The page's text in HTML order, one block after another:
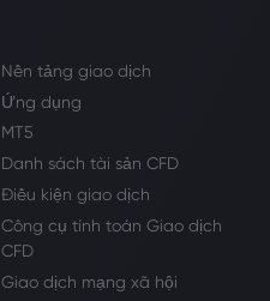
Nền tảng giao dịch
Ứng dụng
MT5
Danh sách tài sản CFD
Điều kiện giao dịch
Công cụ tính toán Giao dịch
CFD
Giao dịch mạng xã hội